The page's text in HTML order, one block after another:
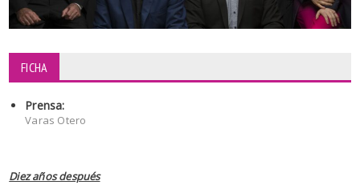
FICHA
Prensa:
Varas Otero
Diez años después